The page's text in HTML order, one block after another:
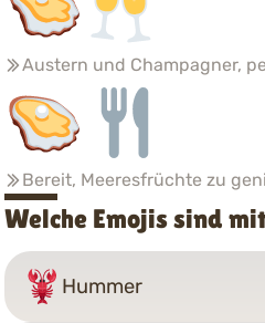
Austern und Champagner,
Bereit, Meeresfrüchte zu
Welche Emojis sind
Hummer